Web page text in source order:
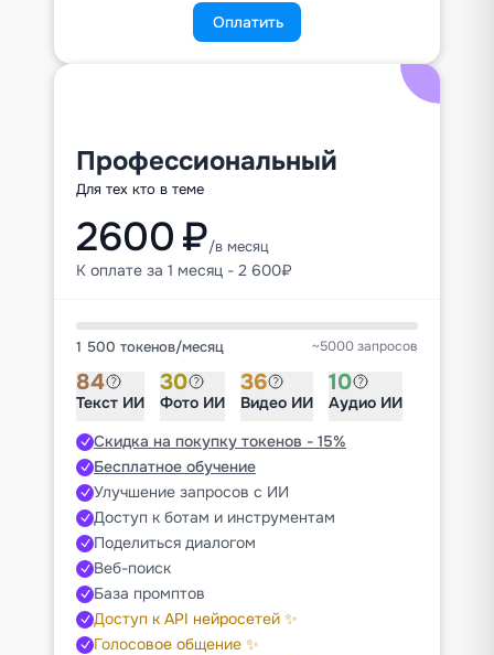
Оплатить
Профессиональный
Для тех кто в теме
2600 ₽/в месяц
К оплате за 1 месяц - 2 600₽
1 500 токенов/месяц ~5000 запросов
84
Текст ИИ
30
Фото ИИ
36
Видео ИИ
10
Аудио ИИ
Скидка на покупку токенов - 15%
Бесплатное обучение
Улучшение запросов с ИИ
Доступ к ботам и инструментам
Поделиться диалогом
Веб-поиск
База промптов
Доступ к API нейросетей ✨
Голосовое общение ✨